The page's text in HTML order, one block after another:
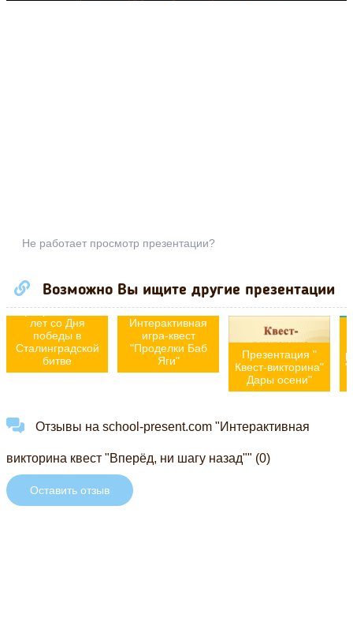
Не работает просмотр презентации?
Возможно Вы ищите другие презентации
Презентация "Ни
шагу назад". 2
февраля – 80
лет со Дня
победы в
Сталинградской
битве
Интерактивная
игра-квест
"Проделки Баб
Яги"
Презентация "
Квест-викторина"
Дары осени"
Отзывы на school-present.com "Интерактивная
викторина квест "Вперёд, ни шагу назад"" (0)
Оставить отзыв